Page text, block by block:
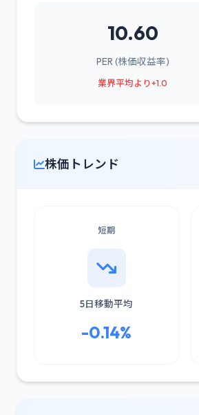
10.60
PER (株価収益率)
業界平均より+1.0
株価トレンド
短期
5日移動平均
-0.14%